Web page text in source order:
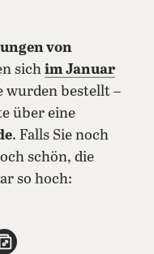
von
sichim Januar
wurden bestellt –
über eine
. Falls Sie noch
schön, die
so hoch:
teilen
E-Mail teilen